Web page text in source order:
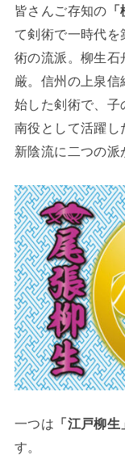
皆さんご存知の
て剣術で一時代を
術の流派。柳生石
厳。信州の上泉
始した剣術で、子
南役として活躍し
新陰流に二つの派
一つは 「江戸柳生
す。